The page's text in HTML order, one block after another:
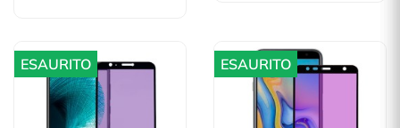
ESAURITO ESAURITO